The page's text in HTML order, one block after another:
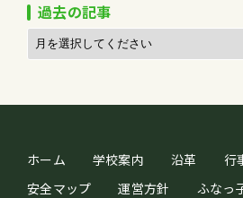
過去の記事
ホーム 学校案内 沿革
行
安全マップ
運営方針
ふなっ